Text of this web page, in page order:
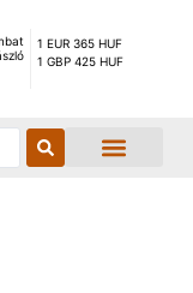
1 EUR 365 HUF
1 GBP 425 HUF